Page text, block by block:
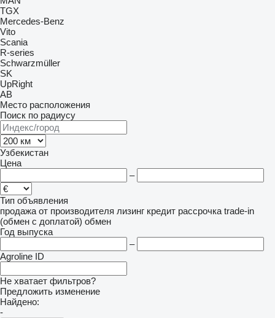
TGX
Mercedes-Benz
Vito
Scania
R-series
Schwarzmüller
SK
UpRight
AB
Место расположения
Поиск по радиусу
Узбекистан
Цена
–
Тип объявления
продажа от производителя лизинг кредит рассрочка trade-in
(обмен с доплатой) обмен
Год выпуска
–
Agroline ID
Не хватает фильтров?
Предложить изменение
Найдено:
-